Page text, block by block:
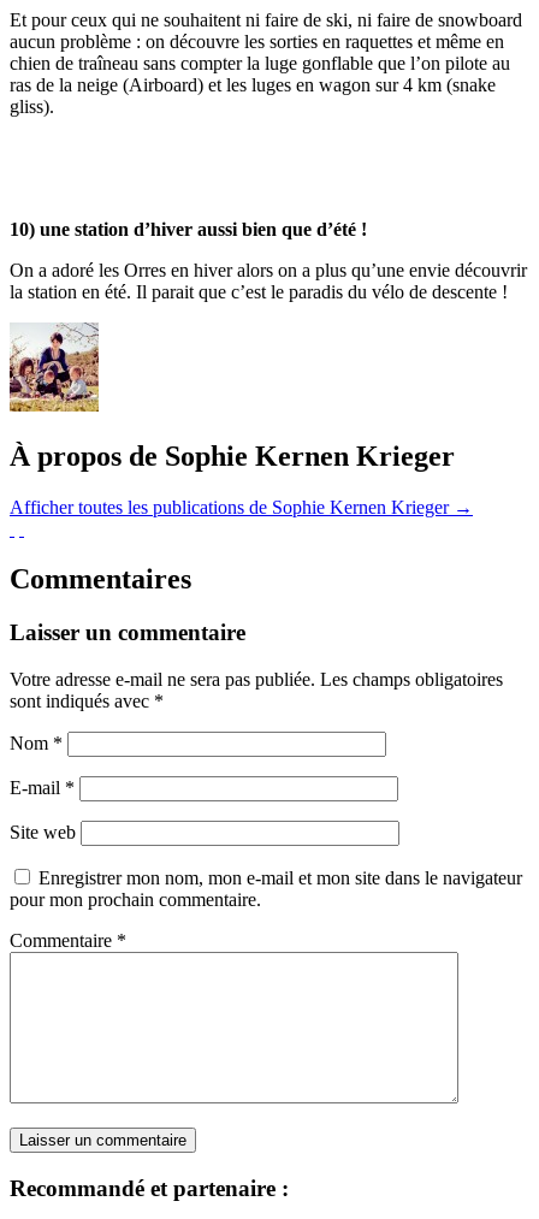
Et pour ceux qui ne souhaitent ni faire de ski, ni faire de snowboard
aucun problème : on découvre les sorties en raquettes et même en
chien de traîneau sans compter la luge gonflable que l’on pilote au
ras de la neige (Airboard) et les luges en wagon sur 4 km (snake
gliss).
10) une station d’hiver aussi bien que d’été !
On a adoré les Orres en hiver alors on a plus qu’une envie découvrir
la station en été. Il parait que c’est le paradis du vélo de descente !
À propos de Sophie Kernen Krieger
Afficher toutes les publications de Sophie Kernen Krieger →
Commentaires
Laisser un commentaire
Votre adresse e-mail ne sera pas publiée. Les champs obligatoires
sont indiqués avec *
Nom *
E-mail *
Site web
Enregistrer mon nom, mon e-mail et mon site dans le navigateur
pour mon prochain commentaire.
Commentaire *
Recommandé et partenaire :